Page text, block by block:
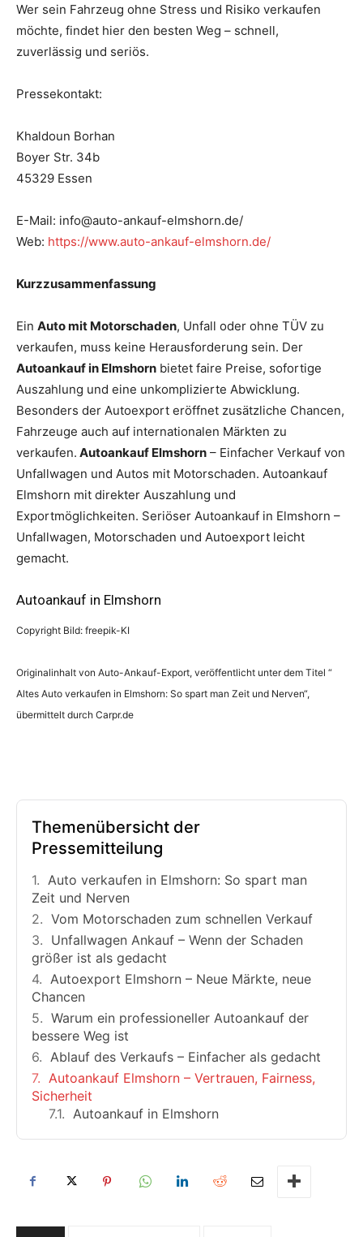
Wer sein Fahrzeug ohne Stress und Risiko verkaufen
möchte, findet hier den besten Weg – schnell,
zuverlässig und seriös.
Pressekontakt:
Khaldoun Borhan
Boyer Str. 34b
45329 Essen
E-Mail: info@auto-ankauf-elmshorn.de/
Web: https://www.auto-ankauf-elmshorn.de/
Kurzzusammenfassung
Ein Auto mit Motorschaden, Unfall oder ohne TÜV zu
verkaufen, muss keine Herausforderung sein. Der
Autoankauf in Elmshorn bietet faire Preise, sofortige
Auszahlung und eine unkomplizierte Abwicklung.
Besonders der Autoexport eröffnet zusätzliche Chancen,
Fahrzeuge auch auf internationalen Märkten zu
verkaufen. Autoankauf Elmshorn – Einfacher Verkauf von
Unfallwagen und Autos mit Motorschaden. Autoankauf
Elmshorn mit direkter Auszahlung und
Exportmöglichkeiten. Seriöser Autoankauf in Elmshorn –
Unfallwagen, Motorschaden und Autoexport leicht
gemacht.
Autoankauf in Elmshorn
Copyright Bild: freepik-KI
Originalinhalt von Auto-Ankauf-Export, veröffentlicht unter dem Titel “
Altes Auto verkaufen in Elmshorn: So spart man Zeit und Nerven“,
übermittelt durch Carpr.de
Themenübersicht der
Pressemitteilung
Auto verkaufen in Elmshorn: So spart man
Zeit und Nerven
Vom Motorschaden zum schnellen Verkauf
Unfallwagen Ankauf – Wenn der Schaden
größer ist als gedacht
Autoexport Elmshorn – Neue Märkte, neue
Chancen
Warum ein professioneller Autoankauf der
bessere Weg ist
Ablauf des Verkaufs – Einfacher als gedacht
Autoankauf Elmshorn – Vertrauen, Fairness,
Sicherheit
Autoankauf in Elmshorn